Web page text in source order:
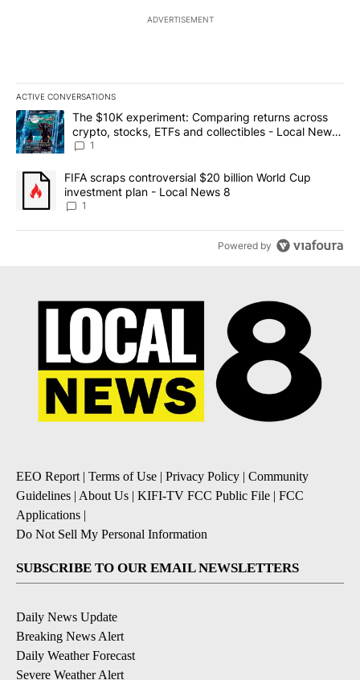
ADVERTISEMENT
ACTIVE CONVERSATIONS
The following is a list of the most commented articles in the last
A trending article titled "The $10K experiment: Comparing
The $10K experiment: Comparing returns across
crypto, stocks, ETFs and collectibles - Local News
8
1
A trending article titled "FIFA scraps controversial $20 billion
FIFA scraps controversial $20 billion World Cup
investment plan - Local News 8
1
Powered by
EEO Report| Terms of Use | Privacy Policy | Community
Guidelines | About Us | KIFI-TV FCC Public File | FCC
Applications |
Do Not Sell My Personal Information
SUBSCRIBE TO OUR EMAIL NEWSLETTERS
Daily News Update
Breaking News Alert
Daily Weather Forecast
Severe Weather Alert